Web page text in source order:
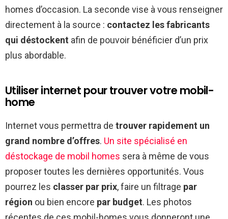
homes d’occasion. La seconde vise à vous renseigner
directement à la source : contactez les fabricants
qui déstockent afin de pouvoir bénéficier d’un prix
plus abordable.
Utiliser internet pour trouver votre mobil-
home
Internet vous permettra de trouver rapidement un
grand nombre d’offres. Un site spécialisé en
déstockage de mobil homes sera à même de vous
proposer toutes les dernières opportunités. Vous
pourrez les classer par prix, faire un filtrage par
région ou bien encore par budget. Les photos